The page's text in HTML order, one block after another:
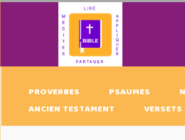
PROVERBES PSAUMES
ANCIEN TESTAMENT